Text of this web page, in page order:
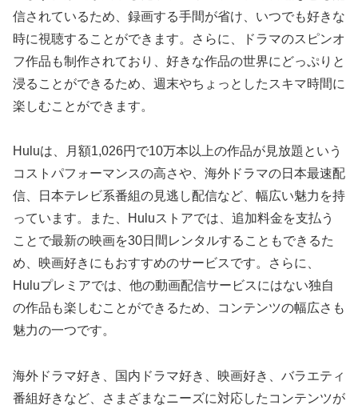
信されているため、録画する手間が省け、いつでも好きな
時に視聴することができます。さらに、ドラマのスピンオ
フ作品も制作されており、好きな作品の世界にどっぷりと
浸ることができるため、週末やちょっとしたスキマ時間に
楽しむことができます。
Huluは、月額1,026円で10万本以上の作品が見放題という
コストパフォーマンスの高さや、海外ドラマの日本最速配
信、日本テレビ系番組の見逃し配信など、幅広い魅力を持
っています。また、Huluストアでは、追加料金を支払う
ことで最新の映画を30日間レンタルすることもできるた
め、映画好きにもおすすめのサービスです。さらに、
Huluプレミアでは、他の動画配信サービスにはない独自
の作品も楽しむことができるため、コンテンツの幅広さも
魅力の一つです。
海外ドラマ好き、国内ドラマ好き、映画好き、バラエティ
番組好きなど、さまざまなニーズに対応したコンテンツが